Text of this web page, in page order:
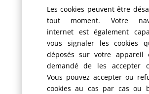
Les cookies peuvent être
tout moment. Votre
internet est également
vous signaler les cookies
déposés sur votre appareil
demandé de les accepter
Vous pouvez accepter ou
cookies au cas par cas ou